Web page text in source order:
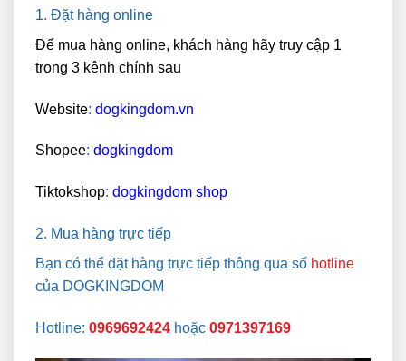
1. Đặt hàng online
Để mua hàng online, khách hàng hãy truy cập 1
trong 3 kênh chính sau
Website: dogkingdom.vn
Shopee: dogkingdom
Tiktokshop: dogkingdom shop
2. Mua hàng trực tiếp
Bạn có thể đặt hàng trực tiếp thông qua số hotline
của DOGKINGDOM
Hotline: 0969692424 hoặc 0971397169